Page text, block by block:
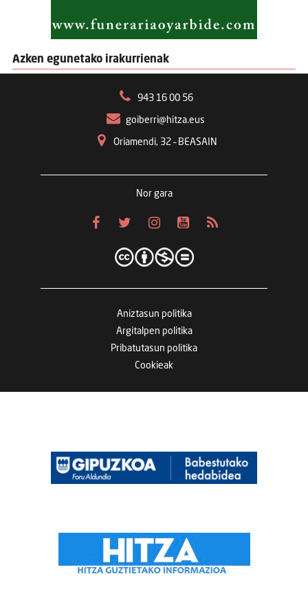
Azken egunetako irakurrienak
943 16 00 56
goiberri@hitza.eus
Oriamendi, 32 – BEASAIN
Nor gara
Aniztasun politika
Argitalpen politika
Pribatutasun politika
Cookieak